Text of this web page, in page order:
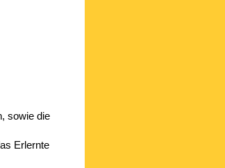
sowie die
Erlernte